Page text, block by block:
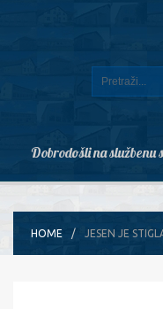
Dobrodošli na službenu
HOME JESEN JE